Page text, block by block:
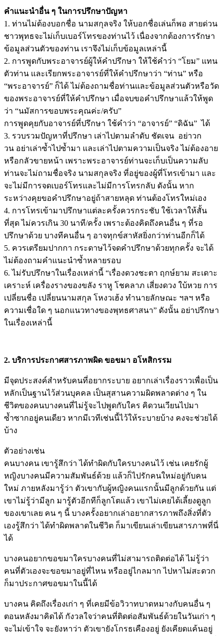
คำแนะนำอื่น ๆ ในการปรึกษาปัญหา
1. ท่านไม่ต้องบอกชื่อ นามสกุลจริง ให้บอกชื่อเล่นก็พอ สายด่วน
ชาวพุทธจะไม่เก็บเบอร์โทรของท่านไว้ เนื่องจากต้องการรักษา
ข้อมูลส่วนตัวของท่าน เราจึงไม่เก็บข้อมูลเหล่านี้
2. การพูดกับพระอาจารย์ผู้ให้คำปรึกษา ให้ใช้คำว่า “โยม” แทน
ตัวท่าน และเรียกพระอาจารย์ที่ให้คำปรึกษาว่า “ท่าน” หรือ
“พระอาจารย์” ก็ได้ ไม่ต้องถามชื่อท่านและข้อมูลส่วนตัวหรือวัด
ของพระอาจารย์ที่ให้คำปรึกษา เมื่อจบขอคำปรึกษาแล้วให้พูด
ว่า “นมัสการขอบพระคุณค่ะ/ครับ”
การพูดคุยกับอาจารย์ที่ปรึกษา ใช้คำว่า “อาจารย์” “ดิฉัน” ได้
3. รวบรวมปัญหาที่ปรึกษา เล่าไปตามลำดับ ชัดเจน อย่าวก
วน อย่าเล่าซ้ำไปซ้ำมา และเล่าไปตามความเป็นจริง ไม่ต้องอาย
หรือกลัวขายหน้า เพราะพระอาจารย์ท่านจะเก็บเป็นความลับ
ท่านจะไม่ถามชื่อจริง นามสกุลจริง ที่อยู่ของผู้ที่โทรเข้ามา และ
จะไม่มีการจดเบอร์โทรและไม่มีการโทรกลับ ดังนั้น หาก
ระหว่างคุยขอคำปรึกษาอยู่ถ้าสายหลุด ท่านต้องโทรใหม่เอง
4. การโทรเข้ามาปรึกษาแต่ละครั้งควรกระชับ ใช้เวลาให้สั้น
ที่สุด ไม่ควรเกิน 30 นาที/ครั้ง เพราะต้องคิดถึงคนอื่น ๆ ที่รอ
ปรึกษาด้วย บางทีคนอื่น ๆ อาจทุกข์สาหัสยิ่งกว่าท่านอีกก็ได้
5. ควรเตรียมปากกา กระดาษไว้จดคำปรึกษาด้วยทุกครั้ง จะได้
ไม่ต้องถามคำแนะนำซ้ำหลายรอบ
6. ไม่รับปรึกษาในเรื่องเหล่านี้ “เรื่องดวงชะตา ฤกษ์ยาม สะเดาะ
เคราะห์ เครื่องรางของขลัง ราหู โชคลาภ เสี่ยงดวง ใบ้หวย การ
เปลี่ยนชื่อ เปลี่ยนนามสกุล โหงวเฮ้ง ทำนายลักษณะ ฯลฯ หรือ
ความเชื่อใด ๆ นอกแนวทางของพุทธศาสนา” ดังนั้น อย่าปรึกษา
ในเรื่องเหล่านี้
2. บริการประกาศสารภาพผิด ขอขมา อโหสิกรรม
มีจุดประสงค์สำหรับคนที่อยากระบาย อยากเล่าเรื่องราวเพื่อเป็น
หลักเป็นฐานไว้ส่วนบุคคล เป็นสุสานความผิดพลาดต่าง ๆ ใน
ชีวิตของคนบางคนที่ไม่รู้จะไปพูดกับใคร คิดวนเวียนไปมา
ซ้ำซากอยู่คนเดียว หากมีเวทีเช่นนี้ไว้ให้ระบายบ้าง คงจะช่วยได้
บ้าง
ตัวอย่างเช่น
คนบางคน เขารู้สึกว่า ได้ทำผิดกับใครบางคนไว้ เช่น เคยรักผู้
หญิงบางคนมีความสัมพันธ์ด้วย แล้วก็ไปรักคนใหม่อยู่กับคน
ใหม่ ภายหลังมารู้ว่า ตัวเขากับผู้หญิงคนแรกนั้นมีลูกด้วยกัน แต่
เขาไม่รู้ว่ามีลูก มารู้ตัวอีกทีก็ลูกโตแล้ว เขาไม่เคยได้เลี้ยงดูลูก
ของเขาเลย คน ๆ นี้ บางครั้งอยากเล่าอยากสารภาพถึงสิ่งที่ตัว
เองรู้สึกว่า ได้ทำผิดพลาดในชีวิต ก็มาเขียนเล่าเขียนสารภาพที่นี่
ได้
บางคนอยากขอขมาใครบางคนที่ไม่สามารถติดต่อได้ ไม่รู้ว่า
คนที่ตัวเองจะขอขมาอยู่ที่ไหน หรืออยู่ไกลมาก ไปหาไม่สะดวก
ก็มาประกาศขอขมาในนี้ได้
บางคน คิดถึงเรื่องเก่า ๆ ที่เคยมีข้อวิวาทบาดหมางกับคนอื่น ๆ
ตอนหลังมาคิดได้ กังวลใจว่าคนที่ติดต่อสัมพันธ์ด้วยในวันเก่า ๆ
จะไม่เข้าใจ จะยังหาว่า ตัวเขายังโกรธเคืองอยู่ ยังเคียดแค้นอยู่